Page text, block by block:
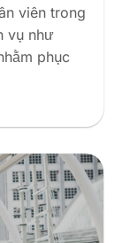
viên trong
vụ như
phục